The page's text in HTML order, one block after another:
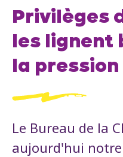
Privilèges
les lignent
la pression
Le Bureau de la
aujourd'hui